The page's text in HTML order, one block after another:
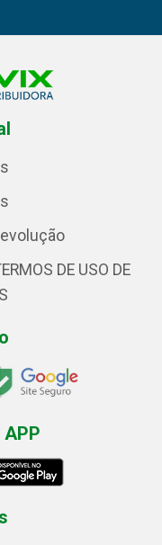
DE USO DE